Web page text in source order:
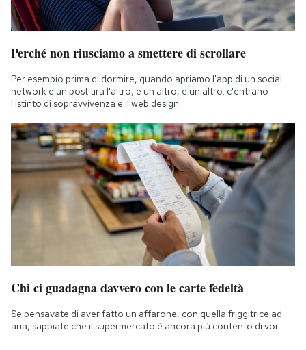
Perché non riusciamo a smettere di scrollare
Per esempio prima di dormire, quando apriamo l'app di un social
network e un post tira l'altro, e un altro, e un altro: c'entrano
l'istinto di sopravvivenza e il web design
Chi ci guadagna davvero con le carte fedeltà
Se pensavate di aver fatto un affarone, con quella friggitrice ad
aria, sappiate che il supermercato è ancora più contento di voi